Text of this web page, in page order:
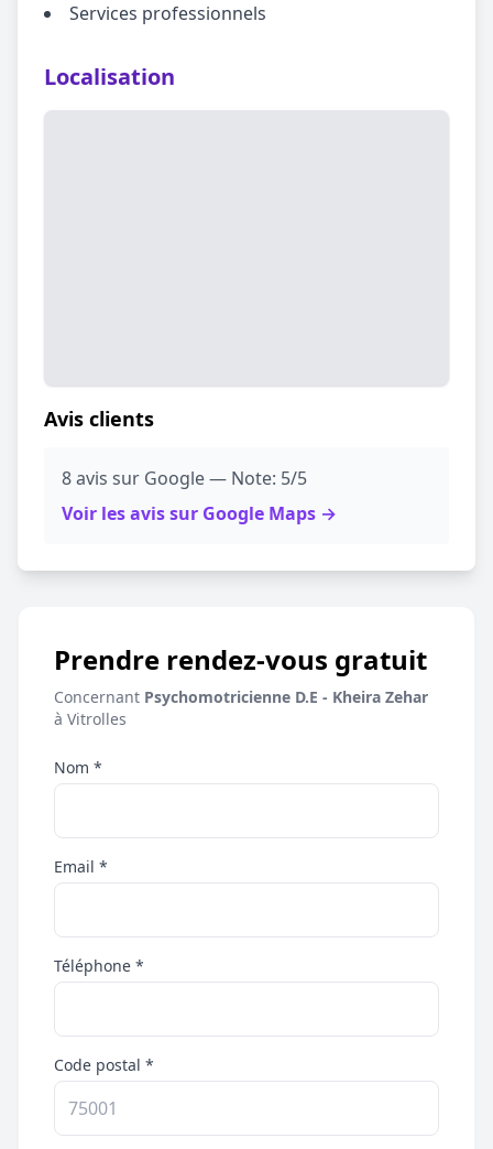
Services professionnels
Localisation
Avis clients
8 avis sur Google — Note: 5/5
Voir les avis sur Google Maps →
Prendre rendez-vous gratuit
Concernant Psychomotricienne D.E - Kheira Zehar
à Vitrolles
Nom *
Email *
Téléphone *
Code postal *